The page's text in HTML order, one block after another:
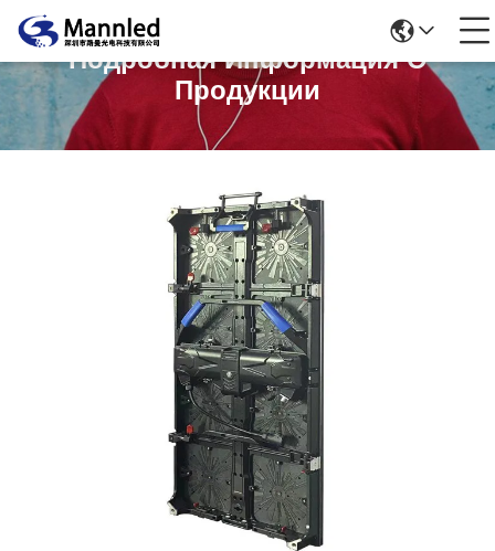
Подробная Информация О
Продукции